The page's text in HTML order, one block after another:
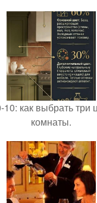
как выбрать три
комнаты.